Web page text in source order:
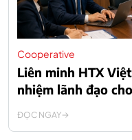
Cooperative
Liên minh HTX
nhiệm lãnh đạo
ĐỌC NGAY